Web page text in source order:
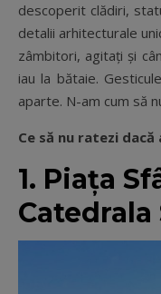
descoperit clădiri,
detalii arhitecturale
zâmbitori, agitați și
iau la bătaie.
aparte. N-am cum să
Ce să nu ratezi dacă
1. Piața